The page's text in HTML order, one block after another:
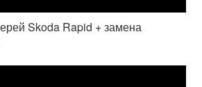
Skoda Rapid + замена